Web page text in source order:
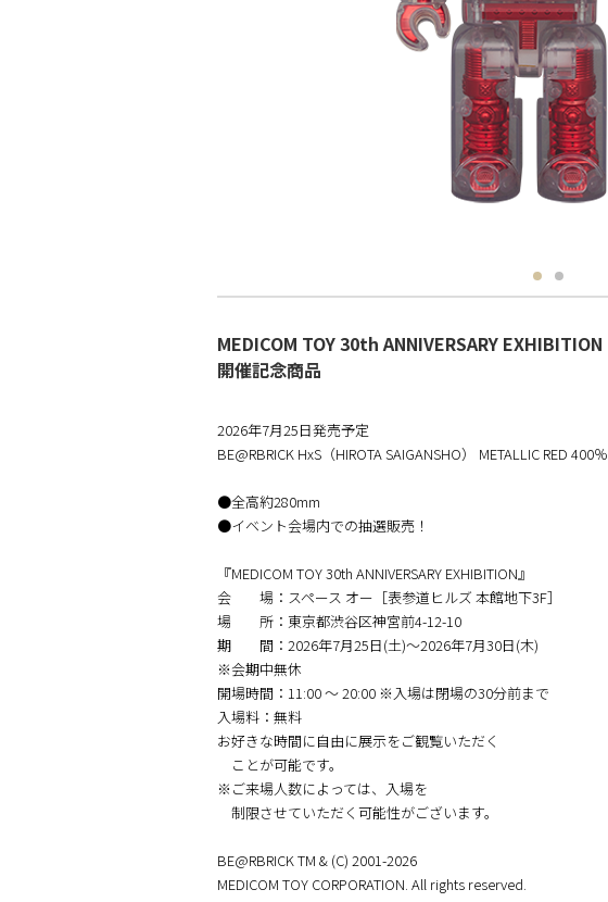
MEDICOM TOY 30th ANNIVERSARY EXHIBITION
開催記念商品
2026年7月25日発売予定
BE@RBRICK HxS（HIROTA SAIGANSHO） METALLIC RED 400％
●全高約280mm
●イベント会場内での抽選販売！
『MEDICOM TOY 30th ANNIVERSARY EXHIBITION』
会 場：スペース オー［表参道ヒルズ 本館地下3F］
場 所：東京都渋谷区神宮前4-12-10
期 間：2026年7月25日(土)～2026年7月30日(木)
※会期中無休
開場時間：11:00 〜 20:00 ※入場は閉場の30分前まで
入場料：無料
お好きな時間に自由に展示をご観覧いただく
ことが可能です。
※ご来場人数によっては、入場を
制限させていただく可能性がございます。
BE@RBRICK TM & (C) 2001-2026
MEDICOM TOY CORPORATION. All rights reserved.